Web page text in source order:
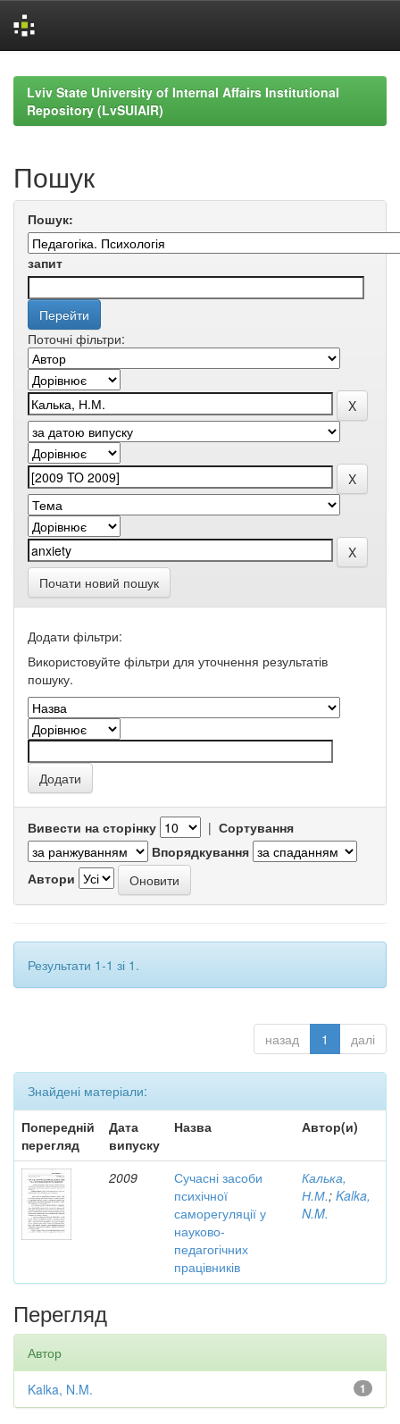
navigationLviv State University of Internal Affairs Institutional
Repository (LvSUIAIR)
Пошук
Пошук:
запит
Поточні фільтри:
Почати новий пошук
Додати фільтри:
Використовуйте фільтри для уточнення результатів
пошуку.
Вивести на сторінку | Сортування
Впорядкування
Автори
Результати 1-1 зі 1.
назад 1 далі
Знайдені матеріали:
Попередній
перегляд
Дата
випуску
Назва Автор(и)
2009
Сучасні засоби
психічної
саморегуляції у
науково-
педагогічних
працівників
Калька,
Н.М.; Kalka,
N.M.
Перегляд
Автор
1
Kalka, N.M.